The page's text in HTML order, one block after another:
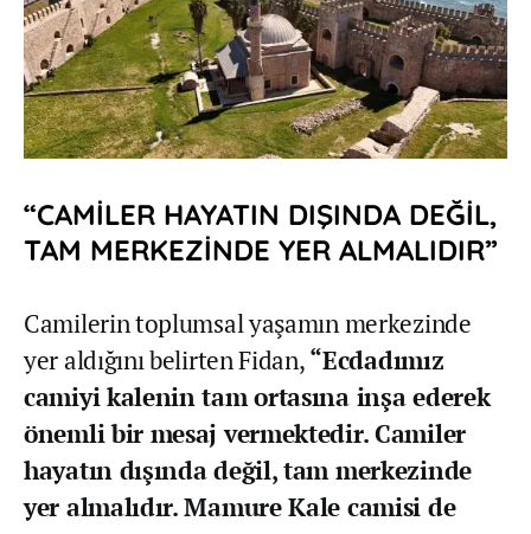
“CAMİLER HAYATIN DIŞINDA DEĞİL,
TAM MERKEZİNDE YER ALMALIDIR”
Camilerin toplumsal yaşamın merkezinde
yer aldığını belirten Fidan,“Ecdadımız
camiyi kalenin tam ortasına inşa ederek
önemli bir mesaj vermektedir. Camiler
hayatın dışında değil, tam merkezinde
yer almalıdır. Mamure Kale camisi de